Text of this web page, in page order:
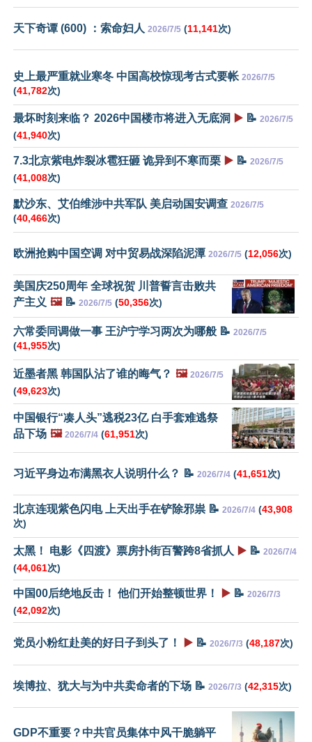
天下奇谭 (600) ：索命妇人 2026/7/5 (11,141次)
史上最严重就业寒冬 中国高校惊现考古式要帐 2026/7/5
(41,782次)
最坏时刻来临？ 2026中国楼市将进入无底洞 ▶️ 📝 2026/7/5
(41,940次)
7.3北京紫电炸裂冰雹狂砸 诡异到不寒而栗 ▶️ 📝 2026/7/5
(41,008次)
默沙东、艾伯维涉中共军队 美启动国安调查 2026/7/5
(40,466次)
欧洲抢购中国空调 对中贸易战深陷泥潭 2026/7/5 (12,056次)
美国庆250周年 全球祝贺 川普誓言击败共
产主义 🖼️📝 2026/7/5 (50,356次)
六常委同调做一事 王沪宁学习两次为哪般 📝 2026/7/5
(41,955次)
近墨者黑 韩国队沾了谁的晦气？ 🖼️ 2026/7/5
(49,623次)
中国银行“凑人头”逃税23亿 白手套难逃祭
品下场 🖼️ 2026/7/4 (61,951次)
习近平身边布满黑衣人说明什么？ 📝 2026/7/4 (41,651次)
北京连现紫色闪电 上天出手在铲除邪祟 📝 2026/7/4 (43,908
次)
太黑！ 电影《四渡》票房扑街百警跨8省抓人 ▶️ 📝 2026/7/4
(44,061次)
中国00后绝地反击！ 他们开始整顿世界！ ▶️ 📝 2026/7/3
(42,092次)
党员小粉红赴美的好日子到头了！ ▶️ 📝 2026/7/3 (48,187次)
埃博拉、犹大与为中共卖命者的下场 📝 2026/7/3 (42,315次)
GDP不重要？中共官员集体中风干脆躺平